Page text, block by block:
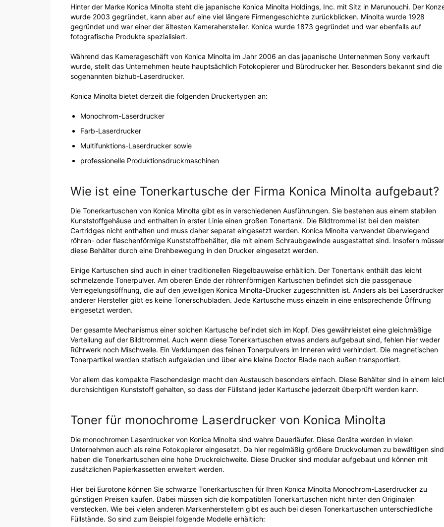
Hinter der Marke Konica Minolta steht die japanische Konica Minolta Holdings, Inc. mit Sitz in Marunouchi. Der
wurde 2003 gegründet, kann aber auf eine viel längere Firmengeschichte zurückblicken. Minolta wurde 1928
gegründet und war einer der ältesten Kamerahersteller. Konica wurde 1873 gegründet und war ebenfalls auf
fotografische Produkte spezialisiert.
Während das Kamerageschäft von Konica Minolta im Jahr 2006 an das japanische Unternehmen Sony verkauft
wurde, stellt das Unternehmen heute hauptsächlich Fotokopierer und Bürodrucker her. Besonders bekannt sind die
sogenannten bizhub-Laserdrucker.
Konica Minolta bietet derzeit die folgenden Druckertypen an:
Monochrom-Laserdrucker
Farb-Laserdrucker
Multifunktions-Laserdrucker sowie
professionelle Produktionsdruckmaschinen
Wie ist eine Tonerkartusche der Firma Konica Minolta aufgebaut?
Die Tonerkartuschen von Konica Minolta gibt es in verschiedenen Ausführungen. Sie bestehen aus einem stabilen
Kunststoffgehäuse und enthalten in erster Linie einen großen Tonertank. Die Bildtrommel ist bei den meisten
Cartridges nicht enthalten und muss daher separat eingesetzt werden. Konica Minolta verwendet überwiegend
röhren- oder flaschenförmige Kunststoffbehälter, die mit einem Schraubgewinde ausgestattet sind. Insofern
diese Behälter durch eine Drehbewegung in den Drucker eingesetzt werden.
Einige Kartuschen sind auch in einer traditionellen Riegelbauweise erhältlich. Der Tonertank enthält das leicht
schmelzende Tonerpulver. Am oberen Ende der röhrenförmigen Kartuschen befindet sich die passgenaue
Verriegelungsöffnung, die auf den jeweiligen Konica Minolta-Drucker zugeschnitten ist. Anders als bei
anderer Hersteller gibt es keine Tonerschubladen. Jede Kartusche muss einzeln in eine entsprechende Öffnung
eingesetzt werden.
Der gesamte Mechanismus einer solchen Kartusche befindet sich im Kopf. Dies gewährleistet eine gleichmäßige
Verteilung auf der Bildtrommel. Auch wenn diese Tonerkartuschen etwas anders aufgebaut sind, fehlen hier weder
Rührwerk noch Mischwelle. Ein Verklumpen des feinen Tonerpulvers im Inneren wird verhindert. Die magnetischen
Tonerpartikel werden statisch aufgeladen und über eine kleine Doctor Blade nach außen transportiert.
Vor allem das kompakte Flaschendesign macht den Austausch besonders einfach. Diese Behälter sind in einem
durchsichtigen Kunststoff gehalten, so dass der Füllstand jeder Kartusche jederzeit überprüft werden kann.
Toner für monochrome Laserdrucker von Konica Minolta
Die monochromen Laserdrucker von Konica Minolta sind wahre Dauerläufer. Diese Geräte werden in vielen
Unternehmen auch als reine Fotokopierer eingesetzt. Da hier regelmäßig größere Druckvolumen zu bewältigen
haben die Tonerkartuschen eine hohe Druckreichweite. Diese Drucker sind modular aufgebaut und können mit
zusätzlichen Papierkassetten erweitert werden.
Hier bei Eurotone können Sie schwarze Tonerkartuschen für Ihren Konica Minolta Monochrom-Laserdrucker zu
günstigen Preisen kaufen. Dabei müssen sich die kompatiblen Tonerkartuschen nicht hinter den Originalen
verstecken. Wie bei vielen anderen Markenherstellern gibt es auch bei diesen Tonerkartuschen unterschiedliche
Füllstände. So sind zum Beispiel folgende Modelle erhältlich: